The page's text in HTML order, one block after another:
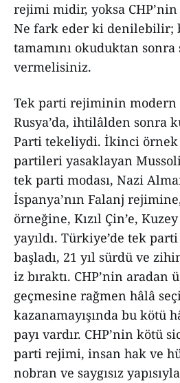
rejimi midir, yoksa CHP’nin
Ne fark eder ki denilebilir;
tamamını okuduktan sonra
vermelisiniz.
Tek parti rejiminin
Rusya’da, ihtilâlden sonra
Parti tekeliydi. İkinci örnek
partileri yasaklayan
tek parti modası, Nazi
İspanya’nın Falanj
örneğine, Kızıl Çin’e,
yayıldı. Türkiye’de tek
başladı, 21 yıl sürdü ve
iz bıraktı. CHP’nin aradan
geçmesine rağmen hâlâ
kazanamayışında bu kötü
payı vardır. CHP’nin kötü
parti rejimi, insan hak ve
nobran ve saygısız